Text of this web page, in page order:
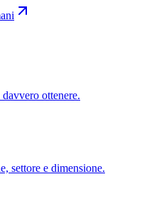
ottenere.
settore e dimensione.